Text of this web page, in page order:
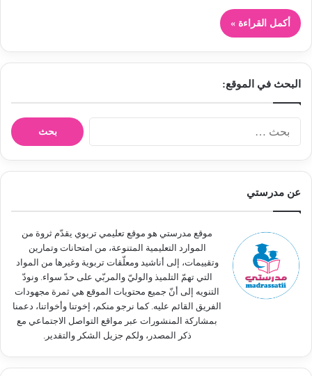
أكمل القراءة »
البحث في الموقع:
ن
عن مدرستي
موقع مدرستي هو موقع تعليمي تربوي يقدّم ثروة من
الموارد التعليمية المتنوعة، من امتحانات وتمارين
وتقييمات، إلى أناشيد ومعلّقات تربوية وغيرها من المواد
التي تهمّ التلميذ والوليّ والمربّي على حدّ سواء. ونودّ
التنويه إلى أنّ جميع محتويات الموقع هي ثمرة مجهودات
الفريق القائم عليه. كما نرجو منكم، إخوتنا وأخواتنا، دعمنا
بمشاركة المنشورات عبر مواقع التواصل الاجتماعي مع
ذكر المصدر، ولكم جزيل الشكر والتقدير.